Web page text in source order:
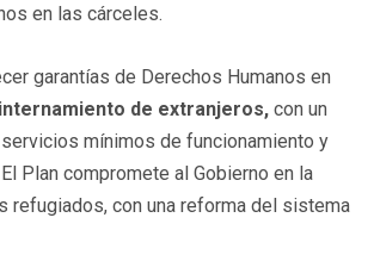
en las cárceles.
garantías de Derechos Humanos en
de extranjeros, con un
mínimos de funcionamiento y
Plan compromete al Gobierno en la
refugiados, con una reforma del sistema